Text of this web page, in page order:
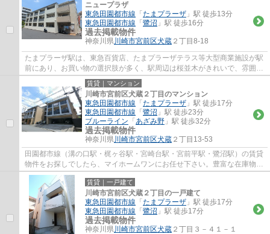
ニュープラザ
東急田園都市線 「 たまプラーザ 」駅 徒歩13分
東急田園都市線 「 鷺沼 」駅 徒歩16分
過去掲載物件
神奈川県川崎市宮前区犬蔵 ２丁目8-18
たまプラーザ駅は、東急百貨店、たまプラーザテラス等大型商業施設が駅
前にあり、お買い物の選択肢が多く、駅周辺は桜並木がきれいで、雰囲気
が良くとても人気の駅です。駅徒歩５分の...
賃貸｜マンション
川崎市宮前区犬蔵２丁目のマンション
東急田園都市線 「 たまプラーザ 」駅 徒歩17分
東急田園都市線 「 鷺沼 」駅 徒歩23分
ブルーライン 「 あざみ野 」駅 徒歩32分
過去掲載物件
神奈川県川崎市宮前区犬蔵 ２丁目13-53
田園都市線（溝の口駅・梶ヶ谷駅・宮崎台駅・宮前平駅・鷺沼駅）の賃貸
物件をお探しでしたら、マイホームワンにお任せ下さい。豊富な在庫物件
から、お客様のご要望に合うお部屋をご提...
賃貸｜一戸建て
川崎市宮前区犬蔵２丁目の一戸建て
東急田園都市線 「 たまプラーザ 」駅 徒歩17分
東急田園都市線 「 鷺沼 」駅 徒歩17分
過去掲載物件
神奈川県川崎市宮前区犬蔵 ２丁目３－４１－１